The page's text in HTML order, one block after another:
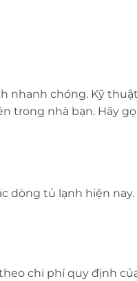
nhanh chóng. Kỹ
trong nhà bạn. Hãy
dòng tủ lạnh hiện
chi phí quy định